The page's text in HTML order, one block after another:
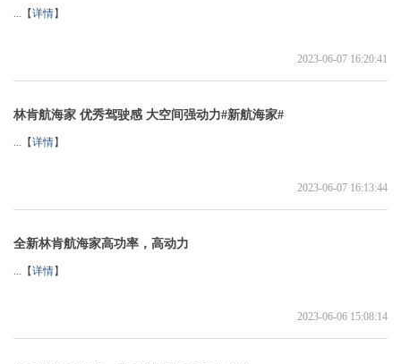
...【详情】
2023-06-07 16:20:41
林肯航海家 优秀驾驶感 大空间强动力#新航海家#
...【详情】
2023-06-07 16:13:44
全新林肯航海家高功率，高动力
...【详情】
2023-06-06 15:08:14